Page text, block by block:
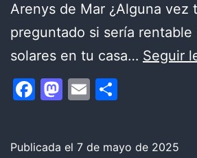
Arenys de Mar ¿Alguna vez
preguntado si sería rentable
solares en tu casa… Seguir
Facebook
Mastodon
Email
Publicada el 7 de mayo de 2025